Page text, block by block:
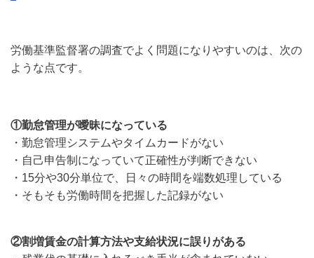
労働基準監督署の調査でよく問題になりやすいのは、次の
ような点です。
①勤怠管理が曖昧になっている
・勤怠管理システムやタイムカードがない
・自己申告制になっていて正確性が判断できない
・15分や30分単位で、日々の時間を端数処理している
・そもそも労働時間を把握した記録がない
②割増賃金の計算方法や支給状況に誤りがある